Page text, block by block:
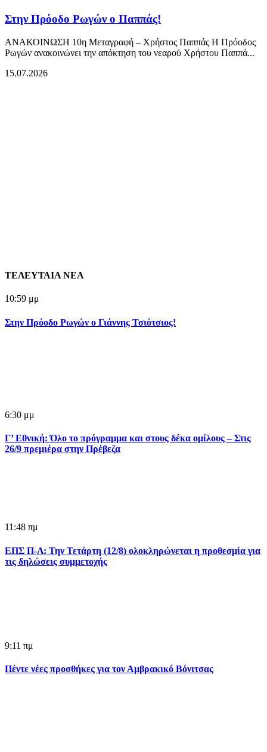
Στην Πρόοδο Ρωγών ο Παππάς!
ΑΝΑΚΟΙΝΩΣΗ 10η Μεταγραφή – Χρήστος Παππάς Η Πρόοδος
Ρωγών ανακοινώνει την απόκτηση του νεαρού Χρήστου Παππά...
15.07.2026
ΤΕΛΕΥΤΑΙΑ ΝΕΑ
10:59 μμ
Στην Πρόοδο Ρωγών ο Γιάννης Τσιότσιος!
6:30 μμ
Γ’ Εθνική: Όλο το πρόγραμμα και στους δέκα ομίλους – Στις
26/9 πρεμιέρα στην Πρέβεζα
11:48 πμ
ΕΠΣ Π-Λ: Την Τετάρτη (12/8) ολοκληρώνεται η προθεσμία για
τις δηλώσεις συμμετοχής
9:11 πμ
Πέντε νέες προσθήκες για τον Αμβρακικό Βόνιτσας